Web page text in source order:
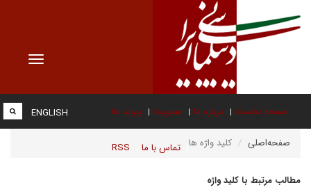
Toggle
صفحه نخست درباره ما عضویت پیوند ها
تماس با ما RSS
ENGLISH
صفحه‌اصلی کلید واژه ها
مطالب مرتبط با کلید واژه